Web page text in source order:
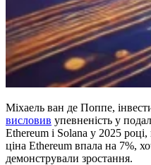
Міхаель ван де Поппе,
висловив упевненість у
Ethereum і Solana у 2025
ціна Ethereum впала на 7%,
демонстрували зростання.